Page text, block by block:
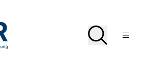
Suche
SucheMenü